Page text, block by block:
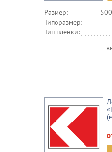
Размер:
Типоразмер:
Тип пленки: